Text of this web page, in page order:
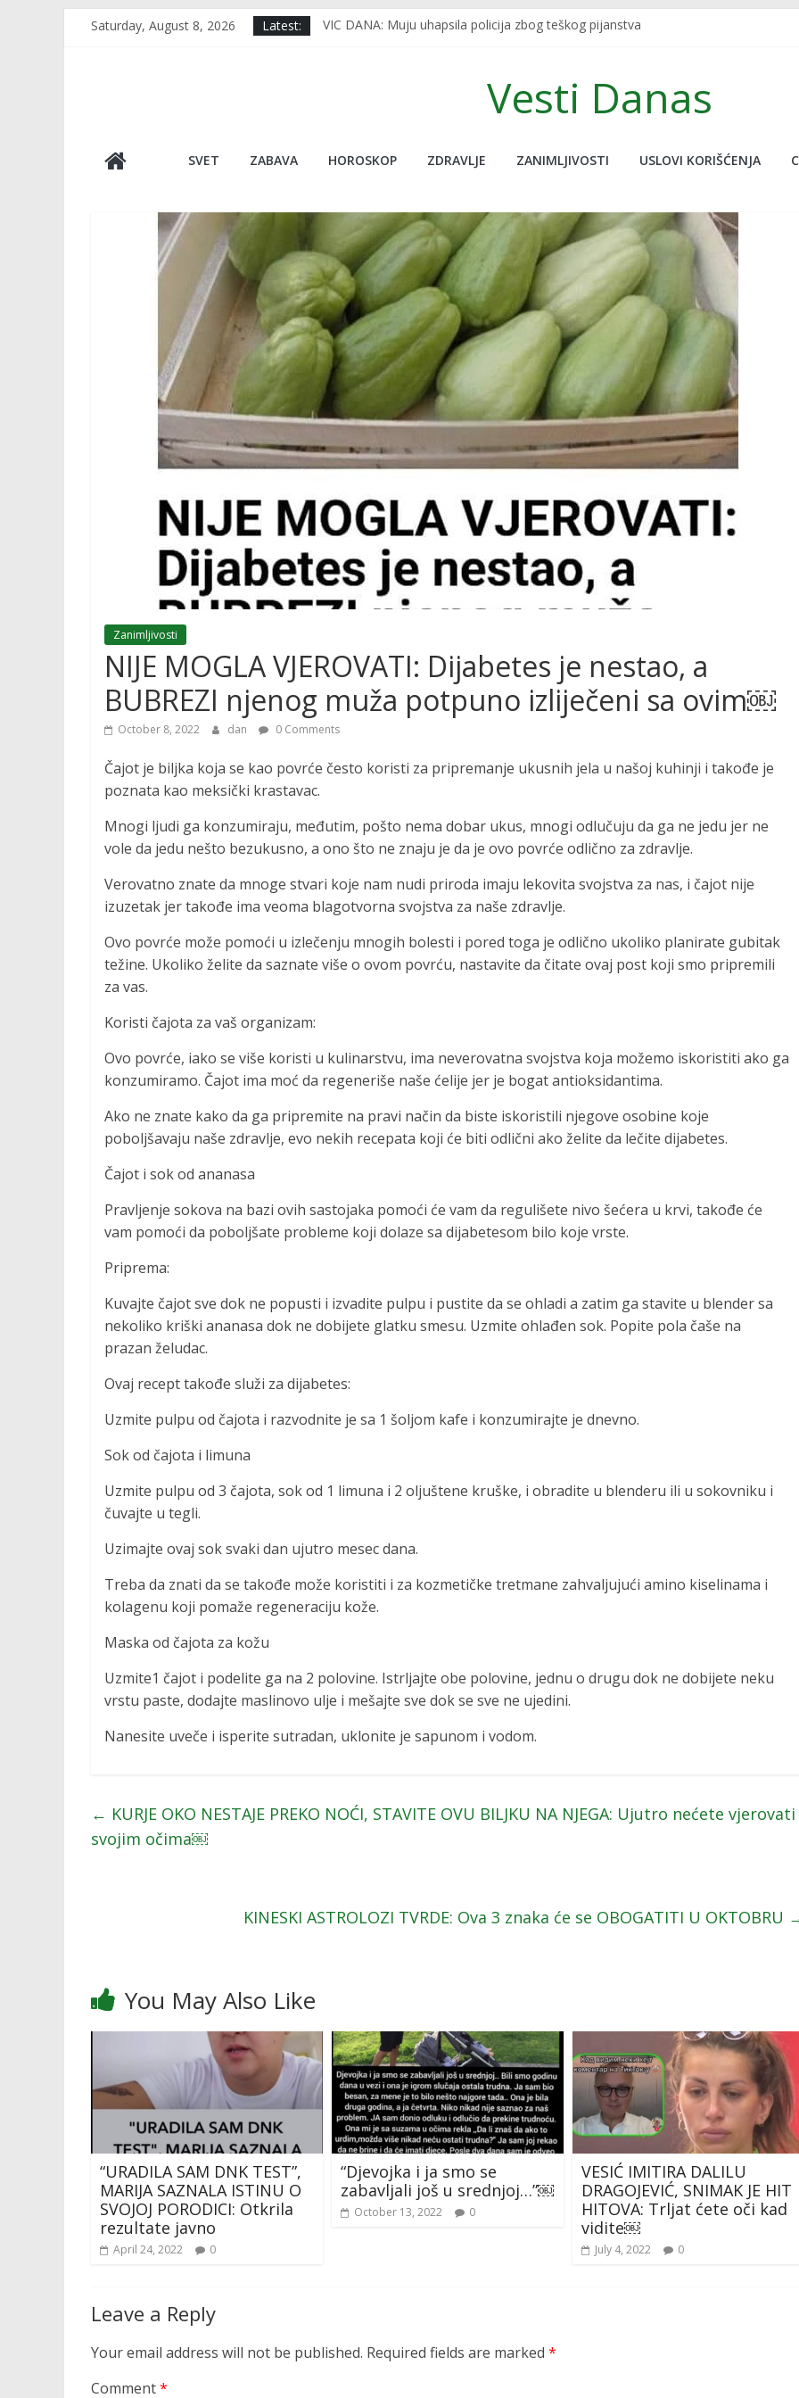
Saturday, August 8, 2026 Latest:
VIC DANA: Muju uhapsila policija zbog teškog pijanstva
VIDEO Usred javljanja uživo udario potres od 7.5, novinar jedva ostao na
Japan, kao da nije na ovoj planeti, pogledajte ove neobične stvari koje nude,
Vesti Danas
SVET ZABAVA HOROSKOP ZDRAVLJE ZANIMLJIVOSTI USLOVI KORIŠĆENJA
Zanimljivosti
NIJE MOGLA VJEROVATI: Dijabetes je nestao, a
BUBREZI njenog muža potpuno izliječeni sa ovim￼
October 8, 2022 dan 0 Comments
Čajot je biljka koja se kao povrće često koristi za pripremanje ukusnih jela u našoj kuhinji i takođe je
poznata kao meksički krastavac.
Mnogi ljudi ga konzumiraju, međutim, pošto nema dobar ukus, mnogi odlučuju da ga ne jedu jer ne
vole da jedu nešto bezukusno, a ono što ne znaju je da je ovo povrće odlično za zdravlje.
Verovatno znate da mnoge stvari koje nam nudi priroda imaju lekovita svojstva za nas, i čajot nije
izuzetak jer takođe ima veoma blagotvorna svojstva za naše zdravlje.
Ovo povrće može pomoći u izlečenju mnogih bolesti i pored toga je odlično ukoliko planirate gubitak
težine. Ukoliko želite da saznate više o ovom povrću, nastavite da čitate ovaj post koji smo pripremili
za vas.
Koristi čajota za vaš organizam:
Ovo povrće, iako se više koristi u kulinarstvu, ima neverovatna svojstva koja možemo iskoristiti ako ga
konzumiramo. Čajot ima moć da regeneriše naše ćelije jer je bogat antioksidantima.
Ako ne znate kako da ga pripremite na pravi način da biste iskoristili njegove osobine koje
poboljšavaju naše zdravlje, evo nekih recepata koji će biti odlični ako želite da lečite dijabetes.
Čajot i sok od ananasa
Pravljenje sokova na bazi ovih sastojaka pomoći će vam da regulišete nivo šećera u krvi, takođe će
vam pomoći da poboljšate probleme koji dolaze sa dijabetesom bilo koje vrste.
Priprema:
Kuvajte čajot sve dok ne popusti i izvadite pulpu i pustite da se ohladi a zatim ga stavite u blender sa
nekoliko kriški ananasa dok ne dobijete glatku smesu. Uzmite ohlađen sok. Popite pola čaše na
prazan želudac.
Ovaj recept takođe služi za dijabetes:
Uzmite pulpu od čajota i razvodnite je sa 1 šoljom kafe i konzumirajte je dnevno.
Sok od čajota i limuna
Uzmite pulpu od 3 čajota, sok od 1 limuna i 2 oljuštene kruške, i obradite u blenderu ili u sokovniku i
čuvajte u tegli.
Uzimajte ovaj sok svaki dan ujutro mesec dana.
Treba da znati da se takođe može koristiti i za kozmetičke tretmane zahvaljujući amino kiselinama i
kolagenu koji pomaže regeneraciju kože.
Maska od čajota za kožu
Uzmite1 čajot i podelite ga na 2 polovine. Istrljajte obe polovine, jednu o drugu dok ne dobijete neku
vrstu paste, dodajte maslinovo ulje i mešajte sve dok se sve ne ujedini.
Nanesite uveče i isperite sutradan, uklonite je sapunom i vodom.
← KURJE OKO NESTAJE PREKO NOĆI, STAVITE OVU BILJKU NA NJEGA: Ujutro nećete vjerovati
svojim očima￼
KINESKI ASTROLOZI TVRDE: Ova 3 znaka će se OBOGATITI U OKTOBRU
You May Also Like
“URADILA SAM DNK TEST”,
MARIJA SAZNALA ISTINU O
SVOJOJ PORODICI: Otkrila
rezultate javno
April 24, 2022 0
“Djevojka i ja smo se
zabavljali još u srednjoj…”￼
October 13, 2022 0
VESIĆ IMITIRA DALILU
DRAGOJEVIĆ, SNIMAK JE HIT
HITOVA: Trljat ćete oči kad
vidite￼
July 4, 2022 0
Leave a Reply
Your email address will not be published. Required fields are marked *
Comment*